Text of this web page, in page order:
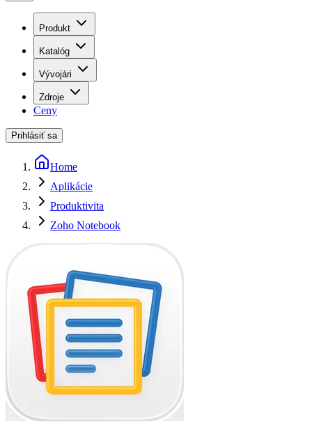
Produkt
Katalóg
Vývojári
Zdroje
Ceny
Prihlásiť sa
Home
Aplikácie
Produktivita
Zoho Notebook